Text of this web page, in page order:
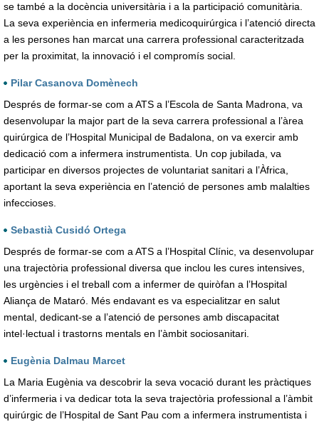
se també a la docència universitària i a la participació comunitària.
La seva experiència en infermeria medicoquirúrgica i l’atenció directa
a les persones han marcat una carrera professional caracteritzada
per la proximitat, la innovació i el compromís social.
Pilar Casanova Domènech
Després de formar-se com a ATS a l’Escola de Santa Madrona, va
desenvolupar la major part de la seva carrera professional a l’àrea
quirúrgica de l’Hospital Municipal de Badalona, on va exercir amb
dedicació com a infermera instrumentista. Un cop jubilada, va
participar en diversos projectes de voluntariat sanitari a l’Àfrica,
aportant la seva experiència en l’atenció de persones amb malalties
infeccioses.
Sebastià Cusidó Ortega
Després de formar-se com a ATS a l’Hospital Clínic, va desenvolupar
una trajectòria professional diversa que inclou les cures intensives,
les urgències i el treball com a infermer de quiròfan a l’Hospital
Aliança de Mataró. Més endavant es va especialitzar en salut
mental, dedicant-se a l’atenció de persones amb discapacitat
intel·lectual i trastorns mentals en l’àmbit sociosanitari.
Eugènia Dalmau Marcet
La Maria Eugènia va descobrir la seva vocació durant les pràctiques
d’infermeria i va dedicar tota la seva trajectòria professional a l’àmbit
quirúrgic de l’Hospital de Sant Pau com a infermera instrumentista i